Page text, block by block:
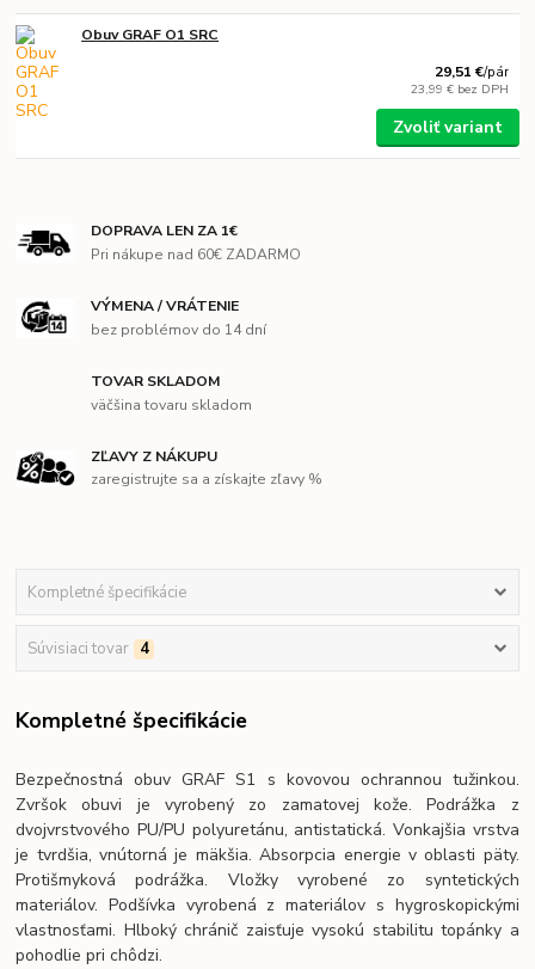
Obuv GRAF O1 SRC
29,51 €/pár
23,99 € bez DPH
Zvoliť variant
DOPRAVA LEN ZA 1€
Pri nákupe nad 60€ ZADARMO
VÝMENA / VRÁTENIE
bez problémov do 14 dní
TOVAR SKLADOM
väčšina tovaru skladom
ZĽAVY Z NÁKUPU
zaregistrujte sa a získajte zľavy %
Kompletné špecifikácie
Súvisiaci tovar 4
Kompletné špecifikácie
Bezpečnostná obuv GRAF S1 s kovovou ochrannou tužinkou.
Zvršok obuvi je vyrobený zo zamatovej kože. Podrážka z
dvojvrstvového PU/PU polyuretánu, antistatická. Vonkajšia vrstva
je tvrdšia, vnútorná je mäkšia. Absorpcia energie v oblasti päty.
Protišmyková podrážka. Vložky vyrobené zo syntetických
materiálov. Podšívka vyrobená z materiálov s hygroskopickými
vlastnosťami. Hlboký chránič zaisťuje vysokú stabilitu topánky a
pohodlie pri chôdzi.